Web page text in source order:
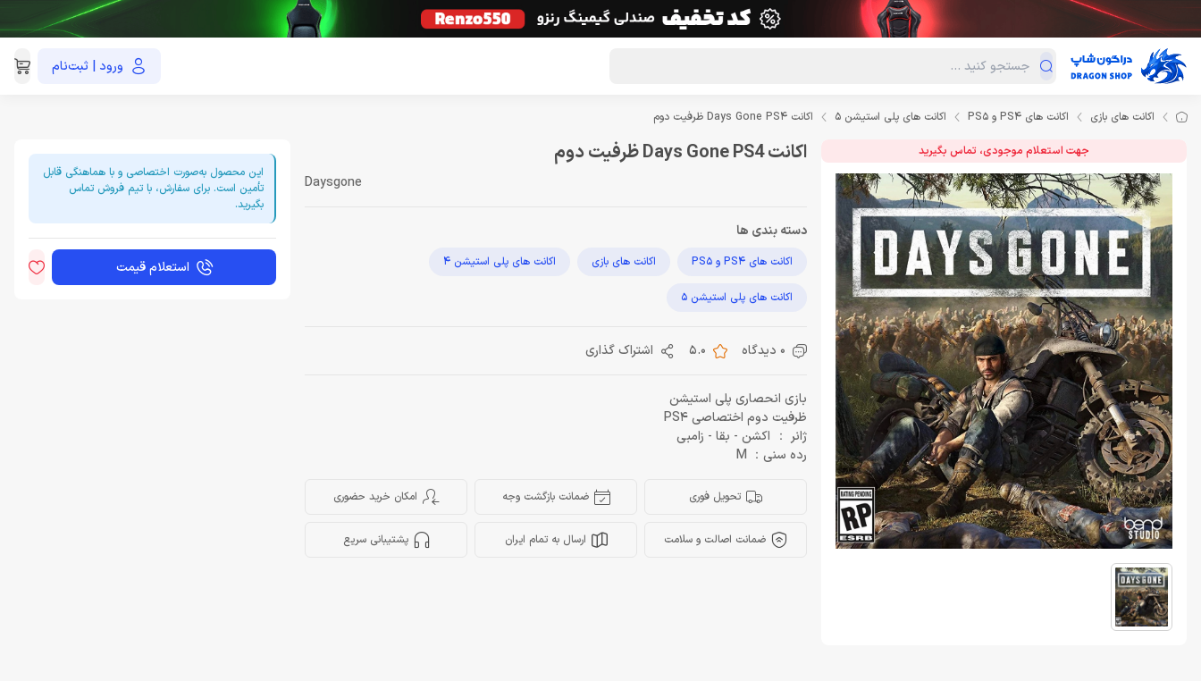
ورود | ثبت‌نام دسته‌بندی محصولات فروش ویژه 021-91035390
اکانت های بازی اکانت های PS4 و PS5 اکانت های پلی استیشن 5 اکانت Days Gone PS4 ظرفیت دوم
جهت استعلام موجودی، تماس بگیرید اکانت Days Gone PS4 ظرفیت دوم
Daysgone
دسته بندی ها
اکانت های PS4 و PS5 اکانت های بازی اکانت های پلی استیشن 4
اکانت های پلی استیشن 5
0 دیدگاه 5.0 اشتراک گذاری
بازی انحصاری پلی استیشن
ظرفیت دوم اختصاصی PS4
ژانر ： اکشن - بقا - زامبی
رده سنی： M
تحویل فوری ضمانت بازگشت وجه امکان خرید حضوری
ضمانت اصالت و سلامت ارسال به تمام ایران پشتیبانی سریع
این محصول به‌صورت اختصاصی و با هماهنگی قابل
تأمین است. برای سفارش، با تیم فروش تماس
بگیرید.
استعلام قیمت